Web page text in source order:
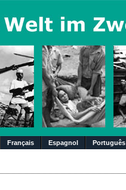
Français Espagnol Português